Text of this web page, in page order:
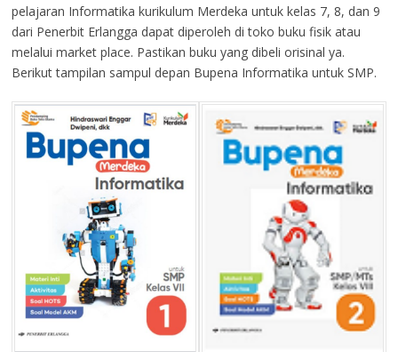
pelajaran Informatika kurikulum Merdeka untuk kelas 7, 8, dan 9
dari Penerbit Erlangga dapat diperoleh di toko buku fisik atau
melalui market place. Pastikan buku yang dibeli orisinal ya.
Berikut tampilan sampul depan Bupena Informatika untuk SMP.